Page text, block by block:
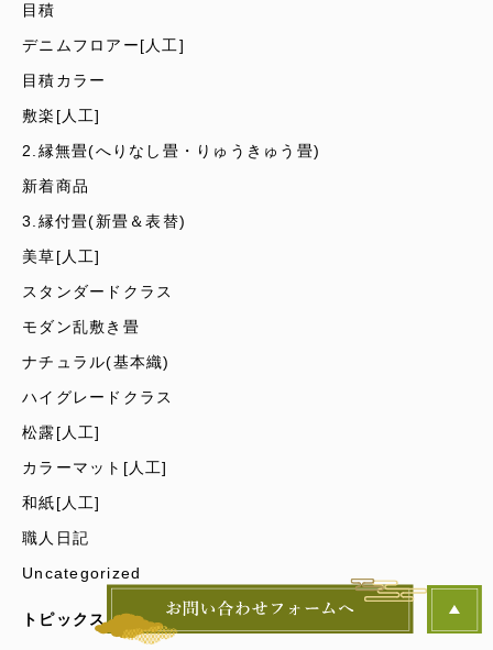
目積
デニムフロアー[人工]
目積カラー
敷楽[人工]
2.縁無畳(へりなし畳・りゅうきゅう畳)
新着商品
3.縁付畳(新畳＆表替)
美草[人工]
スタンダードクラス
モダン乱敷き畳
ナチュラル(基本織)
ハイグレードクラス
松露[人工]
カラーマット[人工]
和紙[人工]
職人日記
Uncategorized
トピックス